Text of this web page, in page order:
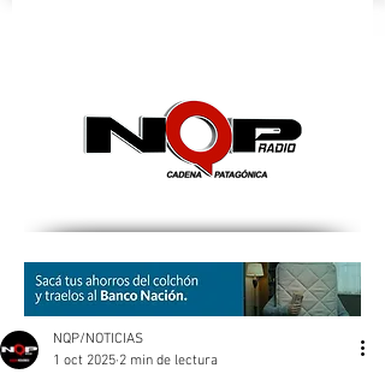
NQP/NOTICIAS
1 oct 2025 2 min de lectura